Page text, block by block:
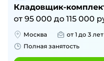
Кладовщик-
от 95 000 до 115 000
Москва от 1 до 3 лет
Полная занятость